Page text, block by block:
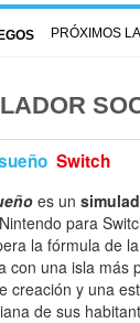
PRÓXIMOS
Switch
es un
para
la fórmula de
con una isla más
creación y una
de sus